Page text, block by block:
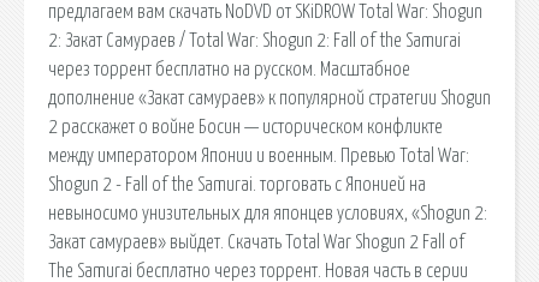
предлагаем вам скачать NoDVD от SKiDROW Total War: Shogun
2: Закат Самураев / Total War: Shogun 2: Fall of the Samurai
через торрент бесплатно на русском. Масштабное
дополнение «Закат самураев» к популярной стратегии Shogun
2 расскажет о войне Босин — историческом конфликте
между императором Японии и военным. Превью Total War:
Shogun 2 - Fall of the Samurai. торговать с Японией на
невыносимо унизительных для японцев условиях, «Shogun 2:
Закат самураев» выйдет. Скачать Total War Shogun 2 Fall of
The Samurai бесплатно через торрент. Новая часть в серии